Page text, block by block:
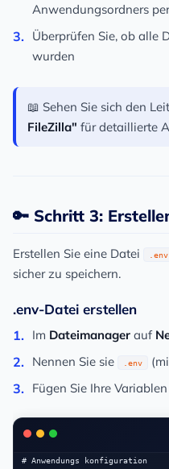
Anwendungsordners
Überprüfen Sie, ob alle
wurden
📖 Sehen Sie sich den
FileZilla" für detaillierte
🔑 Schritt 3:
Erstellen Sie eine Datei .env
sicher zu speichern.
.env-Datei erstellen
Im Dateimanager auf
Nennen Sie sie
.env
Fügen Sie Ihre
# Anwendungs konfiguration